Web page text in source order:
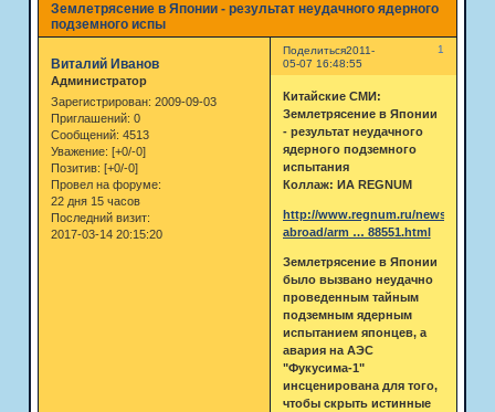
Землетрясение в Японии - результат неудачного ядерного
подземного испы
Поделиться 1
2011-
05-07 16:48:55
Виталий Иванов
Администратор
Зарегистрирован: 2009-09-03
Приглашений: 0
Сообщений: 4513
Уважение: [+0/-0]
Позитив: [+0/-0]
Провел на форуме:
22 дня 15 часов
Последний визит:
2017-03-14 20:15:20
Китайские СМИ:
Землетрясение в Японии
- результат неудачного
ядерного подземного
испытания
Коллаж: ИА REGNUM
http://www.regnum.ru/news/fd-
abroad/arm … 88551.html
Землетрясение в Японии
было вызвано неудачно
проведенным тайным
подземным ядерным
испытанием японцев, а
авария на АЭС
"Фукусима-1"
инсценирована для того,
чтобы скрыть истинные